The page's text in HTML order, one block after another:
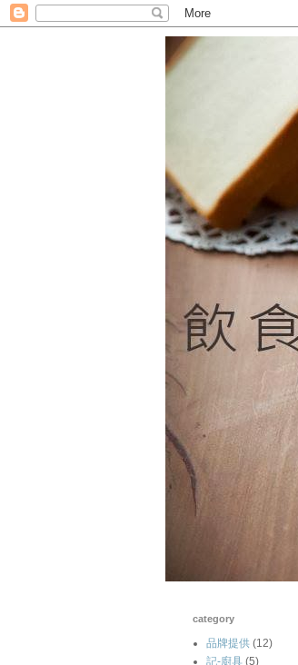
category
品牌提供 (12)
記-廚具 (5)